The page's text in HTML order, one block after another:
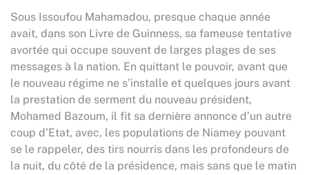
Sous Issoufou Mahamadou, presque chaque année
avait, dans son Livre de Guinness, sa fameuse tentative
avortée qui occupe souvent de larges plages de ses
messages à la nation. En quittant le pouvoir, avant que
le nouveau régime ne s’installe et quelques jours avant
la prestation de serment du nouveau président,
Mohamed Bazoum, il fit sa dernière annonce d’un autre
coup d’Etat, avec, les populations de Niamey pouvant
se le rappeler, des tirs nourris dans les profondeurs de
la nuit, du côté de la présidence, mais sans que le matin